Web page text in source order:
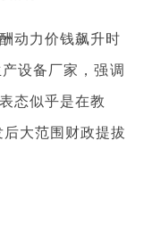
动力价钱飙升时
设备厂家，强调
态似乎是在教
大范围财政提拔